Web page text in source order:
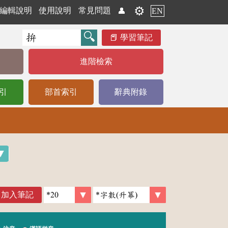
編輯說明 使用說明 常見問題 👤 ⚙️ EN
學習筆記
進階檢索
部首索引 辭典附錄
加入筆記